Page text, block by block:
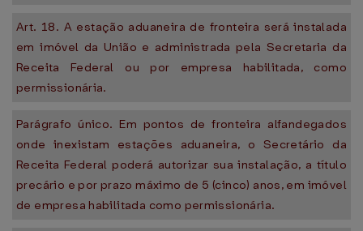
Art. 18. A estação aduaneira de fronteira será instalada
em imóvel da União e administrada pela Secretaria da
Receita Federal ou por empresa habilitada, como
permissionária.
Parágrafo único. Em pontos de fronteira alfandegados
onde inexistam estações aduaneira, o Secretário da
Receita Federal poderá autorizar sua instalação, a título
precário e por prazo máximo de 5 (cinco) anos, em imóvel
de empresa habilitada como permissionária.